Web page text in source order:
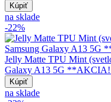
Kúpiť
na sklade
-22%
Jelly Matte TPU Mint
Galaxy A13 5G
Kúpiť
na sklade